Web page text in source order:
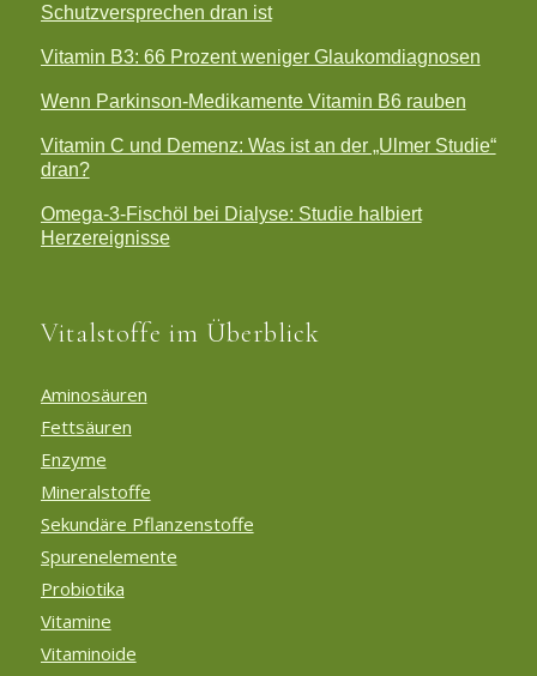
Schutzversprechen dran ist
Vitamin B3: 66 Prozent weniger Glaukomdiagnosen
Wenn Parkinson-Medikamente Vitamin B6 rauben
Vitamin C und Demenz: Was ist an der „Ulmer Studie“
dran?
Omega-3-Fischöl bei Dialyse: Studie halbiert
Herzereignisse
Vitalstoffe im Überblick
Aminosäuren
Fettsäuren
Enzyme
Mineralstoffe
Sekundäre Pflanzenstoffe
Spurenelemente
Probiotika
Vitamine
Vitaminoide